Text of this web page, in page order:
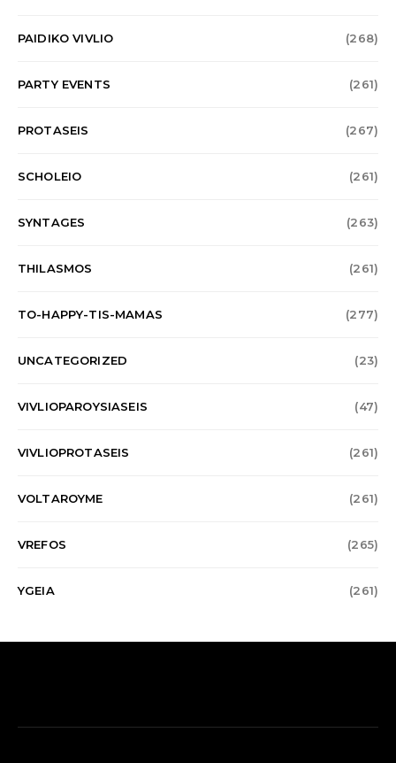
PAIDIKO VIVLIO (268)
PARTY EVENTS (261)
PROTASEIS (267)
SCHOLEIO (261)
SYNTAGES (263)
THILASMOS (261)
TO-HAPPY-TIS-MAMAS (277)
UNCATEGORIZED (23)
VIVLIOPAROYSIASEIS (47)
VIVLIOPROTASEIS (261)
VOLTAROYME (261)
VREFOS (265)
YGEIA (261)